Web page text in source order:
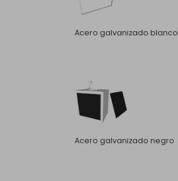
Acero galvanizado blanco
Acero galvanizado negro